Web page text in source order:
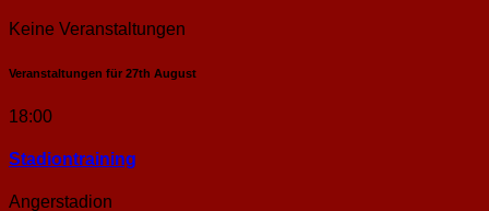
Keine Veranstaltungen
Veranstaltungen für 27th August
18:00
Stadion­training
Angerstadion